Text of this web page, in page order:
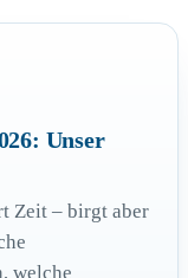
Unser
Zeit – birgt aber
welche